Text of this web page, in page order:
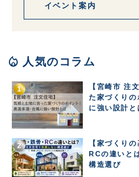
イベント案内
local_fire_department 人気のコラム
【宮崎市 注
た家づくりの
に強い設計と
【家づくり
RCの違いと
構造選び